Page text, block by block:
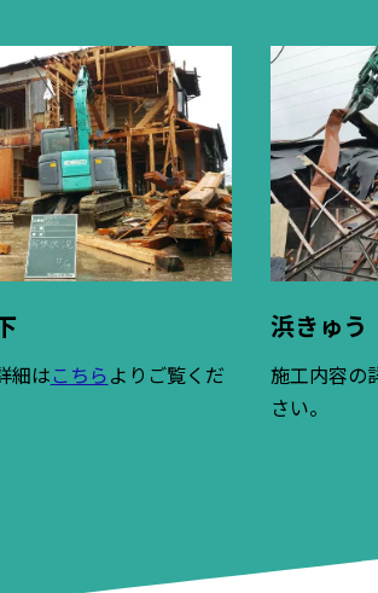
細はこちらよりご覧くだ
浜きゅう
施工内容の
さい。